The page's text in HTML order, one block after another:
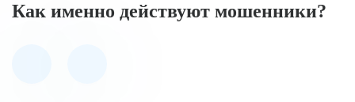
Как именно действуют мошенники?